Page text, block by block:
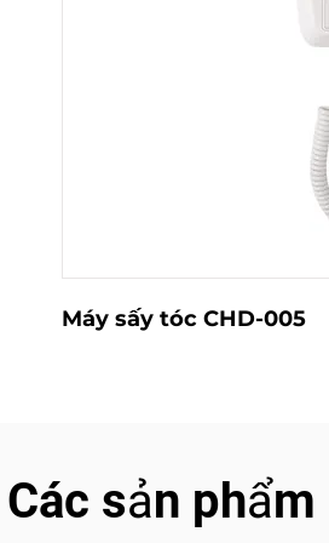
Máy sấy tóc CHD-005
Các sản